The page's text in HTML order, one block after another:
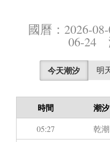
國曆：2026-
06-24
今天潮汐 明
時間 潮汐
05:27 乾潮